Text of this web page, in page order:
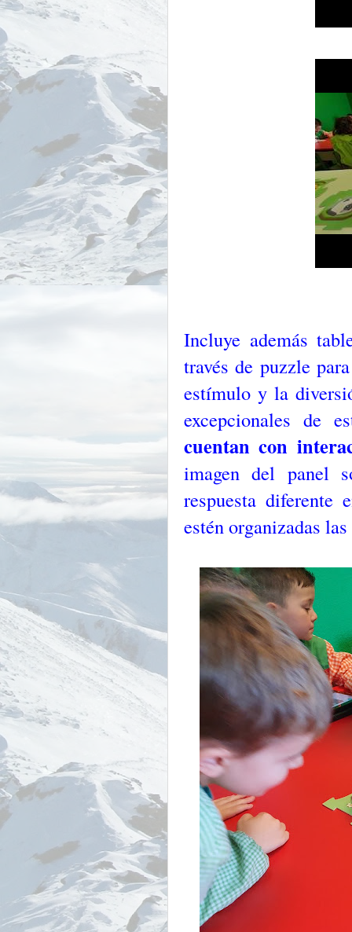
Incluye además
través de puzzle
estímulo y la
excepcionales de
cuentan con
imagen del panel
respuesta diferente
estén organizadas